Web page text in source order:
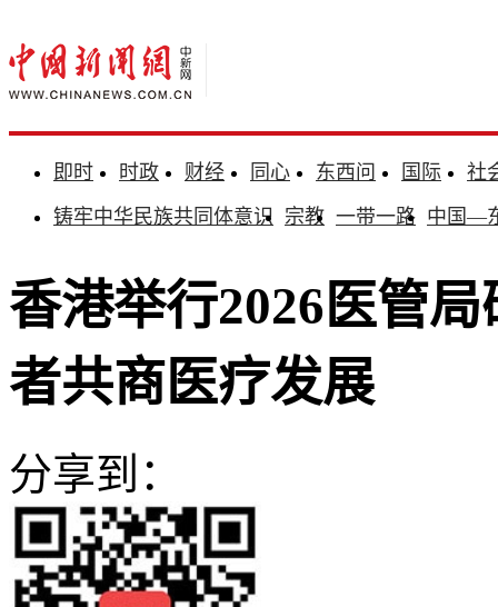
即时 时政 财经 同心 东西问 国际
社
铸牢中华民族共同体意识 宗教 一带一路 中国—
香港举行2026医管
者共商医疗发展
分享到：